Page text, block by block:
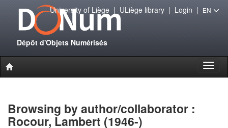
Dépôt d'Objets Numérisés
University of Liège| ULiège library| Login | EN
Browsing by author/collaborator :
Rocour, Lambert (1946-)